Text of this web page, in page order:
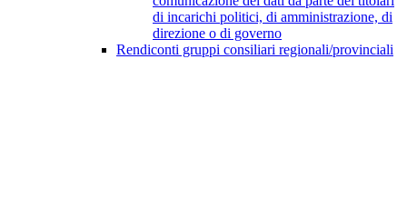
di incarichi politici, di amministrazione, di
direzione o di governo
Rendiconti gruppi consiliari regionali/provinciali